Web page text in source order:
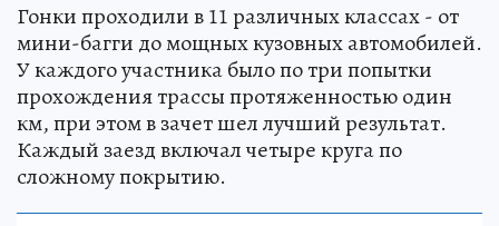
Гонки проходили в 11 различных классах - от
мини-багги до мощных кузовных автомобилей.
У каждого участника было по три попытки
прохождения трассы протяженностью один
км, при этом в зачет шел лучший результат.
Каждый заезд включал четыре круга по
сложному покрытию.